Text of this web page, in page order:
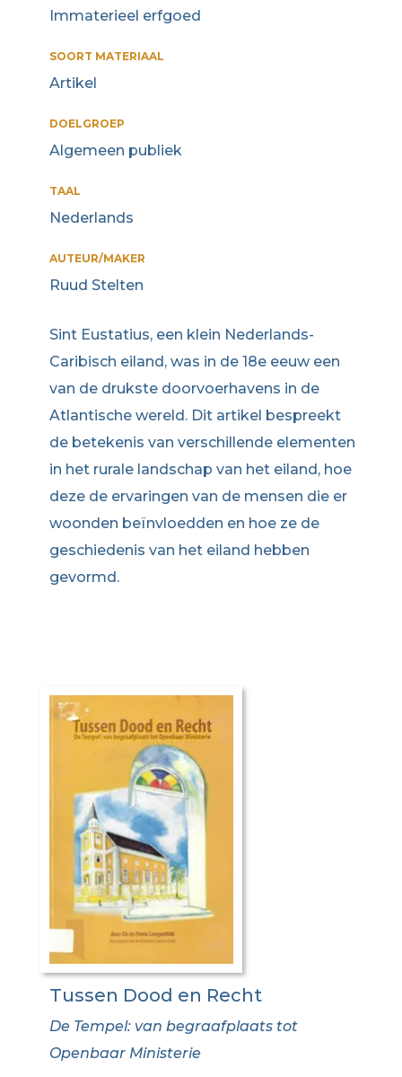
Immaterieel erfgoed
SOORT MATERIAAL
Artikel
DOELGROEP
Algemeen publiek
TAAL
Nederlands
AUTEUR/MAKER
Ruud Stelten
Sint Eustatius, een klein Nederlands-
Caribisch eiland, was in de 18e eeuw een
van de drukste doorvoerhavens in de
Atlantische wereld. Dit artikel bespreekt
de betekenis van verschillende elementen
in het rurale landschap van het eiland, hoe
deze de ervaringen van de mensen die er
woonden beïnvloedden en hoe ze de
geschiedenis van het eiland hebben
gevormd.
Tussen Dood en Recht
De Tempel: van begraafplaats tot
Openbaar Ministerie